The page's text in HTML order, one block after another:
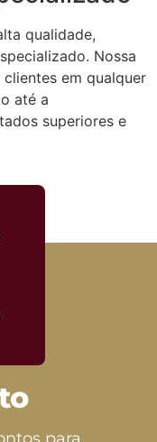
qualidade,
Nossa
em qualquer
até a
superiores e